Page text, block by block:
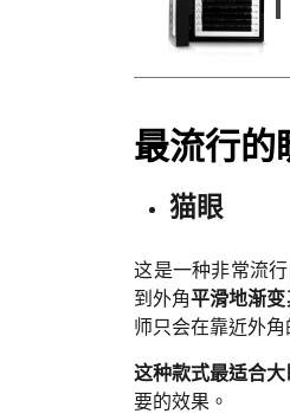
最流行的
猫眼
这是一种非常流
到外角平滑地渐
师只会在靠近外
这种款式最适合
要的效果。